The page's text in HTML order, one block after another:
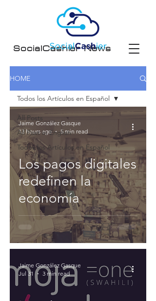
SocialCashier News
HOME
All Posts
All Post in English
Todos los Artículos en Español
Todos los Artículos en Español
Los pagos digitales
redefinen la
economía
Jaime González Gasque
13 hours ago
5 min read
Jaime González Gasque
Jul 31
3 min read